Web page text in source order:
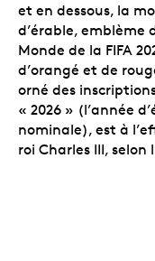
et en dessous, la
d’érable, emblème
Monde de la FIFA
d’orangé et de
orné des
« 2026 » (l’année
nominale), est à
roi Charles III,